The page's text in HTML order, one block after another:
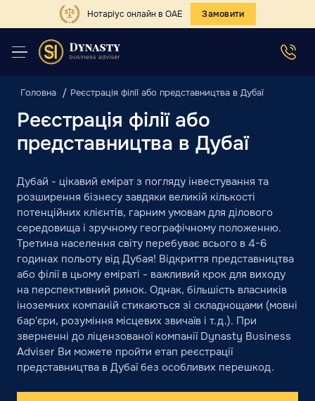
Нотаріус онлайн в ОАЕ Замовити
Головна Реєстрація філії або представництва в Дубаї
Реєстрація філії або
представництва в Дубаї
Дубай - цікавий емірат з погляду інвестування та
розширення бізнесу завдяки великій кількості
потенційних клієнтів, гарним умовам для ділового
середовища і зручному географічному положенню.
Третина населення світу перебуває всього в 4-6
годинах польоту від Дубая! Відкриття представництва
або філії в цьому еміраті - важливий крок для виходу
на перспективний ринок. Однак, більшість власників
іноземних компаній стикаються зі складнощами (мовні
бар'єри, розуміння місцевих звичаїв і т.д.). При
зверненні до ліцензованої компанії Dynasty Business
Adviser Ви можете пройти етап реєстрації
представництва в Дубаї без особливих перешкод.